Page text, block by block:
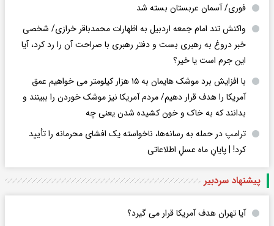
فوری/ آسمان عربستان بسته شد
واکنش تند امام جمعه اردبیل به اظهارات محمدباقر خرازی/ شخصی
خبر دروغ به رهبری بست و دفتر رهبری با صراحت آن را رد کرد، آیا
این جرم است یا خیر؟
با افزایش برد موشک هایمان به ۱۵ هزار کیلومتر می خواهیم عمق
آمریکا را هدف قرار دهیم/ مردم آمریکا نیز موشک خوردن را ببینند و
بدانند که به خاک و خون کشیده شدن یعنی چه
ترامپ در حمله‌ به رسانه‌ها، ناخواسته یک افشای محرمانه را تأیید
کرد! |‌ پایانِ ماه عسلِ اطلاعاتی
پیشنهاد سردبیر
آیا تهران هدف آمریکا قرار می گیرد؟